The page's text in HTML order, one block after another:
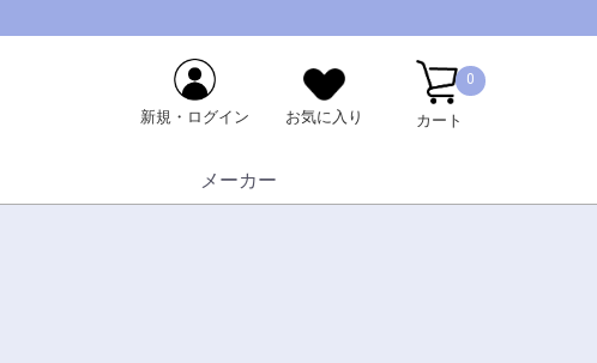
新規・ログイン お気に入り
0
カート
メーカー